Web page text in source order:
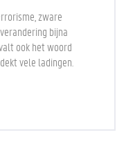
zware
bijna
ook het woord
vele ladingen.